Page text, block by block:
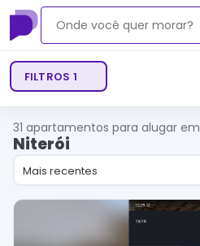
FILTROS 1
31 apartamentos para alugar em
Niterói
Mais recentes